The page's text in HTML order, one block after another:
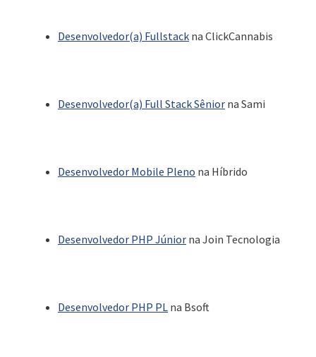
Desenvolvedor(a) Fullstack na ClickCannabis
Desenvolvedor(a) Full Stack Sênior na Sami
Desenvolvedor Mobile Pleno na Híbrido
Desenvolvedor PHP Júnior na Join Tecnologia
Desenvolvedor PHP PL na Bsoft